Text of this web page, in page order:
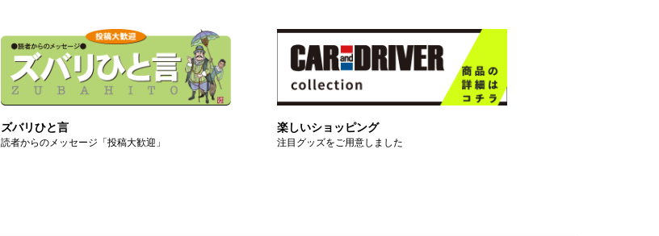
ズバリひと言
読者からのメッセージ「投稿大歓迎」
楽しいショッピング
注目グッズをご用意しました